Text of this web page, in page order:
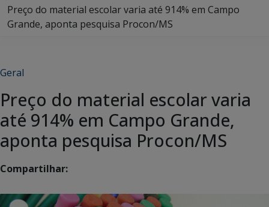
Preço do material escolar varia até 914% em Campo
Grande, aponta pesquisa Procon/MS
Geral
Preço do material escolar varia
até 914% em Campo Grande,
aponta pesquisa Procon/MS
Compartilhar: